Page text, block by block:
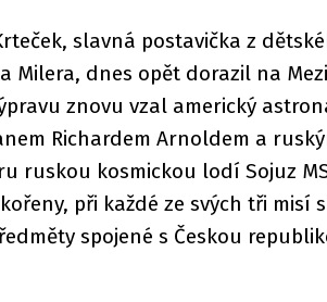
slavná postavička z
Milera, dnes opět dorazil na
znovu vzal americký
Richardem Arnoldem a
ruskou kosmickou lodí Sojuz
při každé ze svých tři
spojené s Českou